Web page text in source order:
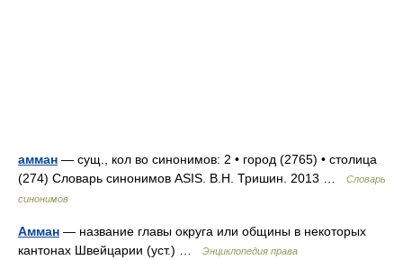
амман — сущ., кол во синонимов: 2 • город (2765) • столица
(274) Словарь синонимов ASIS. В.Н. Тришин. 2013 …
Словарь
синонимов
Амман — название главы округа или общины в некоторых
кантонах Швейцарии (уст.) …
Энциклопедия права